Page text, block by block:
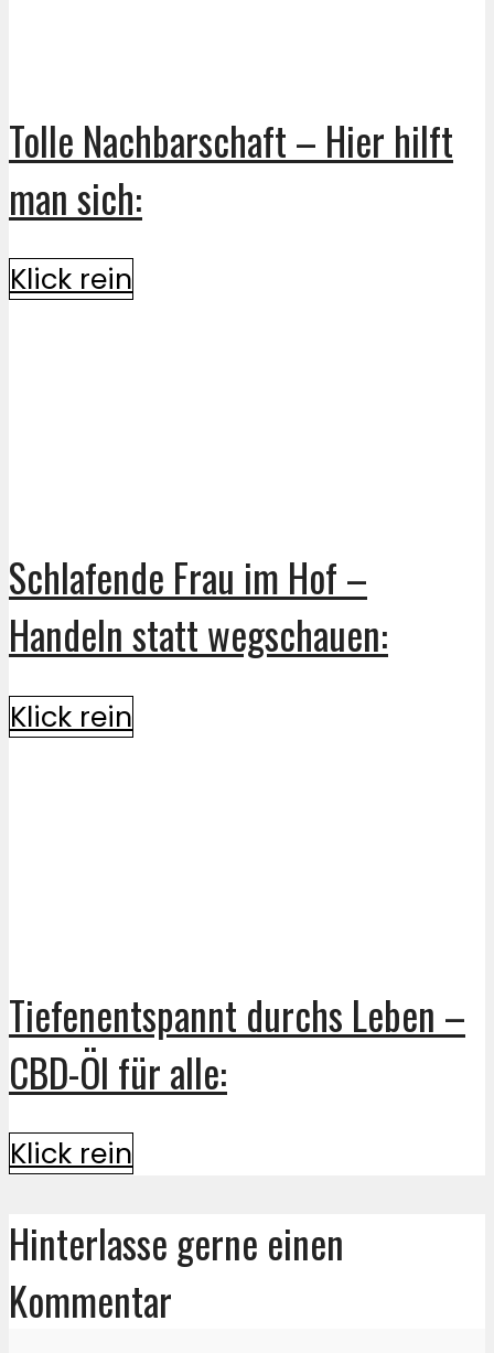
Tolle Nachbarschaft – Hier hilft
man sich:
Klick rein
Schlafende Frau im Hof –
Handeln statt wegschauen:
Klick rein
Tiefenentspannt durchs Leben –
CBD-Öl für alle:
Klick rein
Hinterlasse gerne einen
Kommentar